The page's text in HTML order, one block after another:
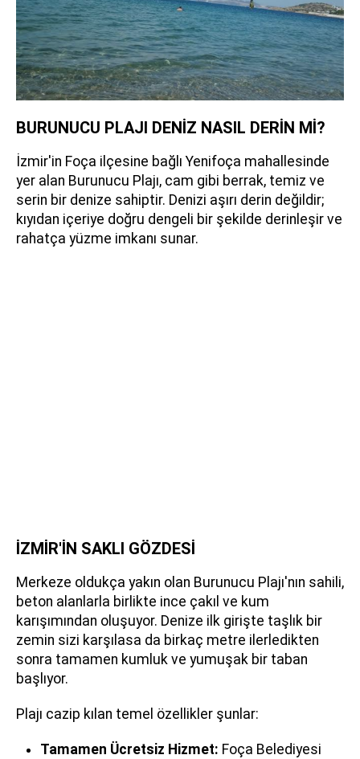
BURUNUCU PLAJI DENİZ NASIL DERİN Mİ?
İzmir'in Foça ilçesine bağlı Yenifoça mahallesinde
yer alan Burunucu Plajı, cam gibi berrak, temiz ve
serin bir denize sahiptir. Denizi aşırı derin değildir;
kıyıdan içeriye doğru dengeli bir şekilde derinleşir ve
rahatça yüzme imkanı sunar.
İZMİR'İN SAKLI GÖZDESİ
Merkeze oldukça yakın olan Burunucu Plajı'nın sahili,
beton alanlarla birlikte ince çakıl ve kum
karışımından oluşuyor. Denize ilk girişte taşlık bir
zemin sizi karşılasa da birkaç metre ilerledikten
sonra tamamen kumluk ve yumuşak bir taban
başlıyor.
Plajı cazip kılan temel özellikler şunlar:
Tamamen Ücretsiz Hizmet: Foça Belediyesi